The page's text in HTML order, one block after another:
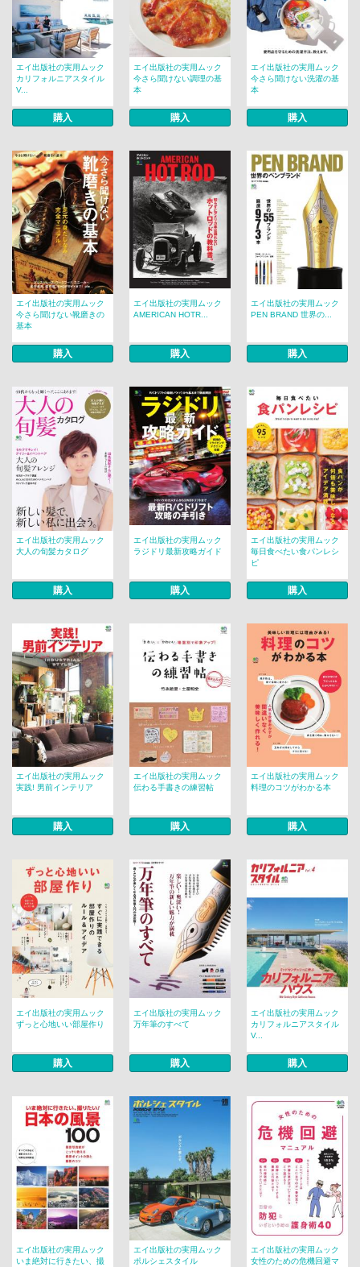
エイ出版社の実用ムック
カリフォルニアスタイル
V...
購入
エイ出版社の実用ムック
今さら聞けない調理の基
本
購入
エイ出版社の実用ムック
今さら聞けない洗濯の基
本
購入
エイ出版社の実用ムック
今さら聞けない靴磨きの
基本
購入
エイ出版社の実用ムック
AMERICAN HOTR...
購入
エイ出版社の実用ムック
PEN BRAND 世界の...
購入
エイ出版社の実用ムック
大人の旬髪カタログ
購入
エイ出版社の実用ムック
ラジドリ最新攻略ガイド
購入
エイ出版社の実用ムック
毎日食べたい食パンレシ
ピ
購入
エイ出版社の実用ムック
実践! 男前インテリア
購入
エイ出版社の実用ムック
伝わる手書きの練習帖
購入
エイ出版社の実用ムック
料理のコツがわかる本
購入
エイ出版社の実用ムック
ずっと心地いい部屋作り
購入
エイ出版社の実用ムック
万年筆のすべて
購入
エイ出版社の実用ムック
カリフォルニアスタイル
V...
購入
エイ出版社の実用ムック
いま絶対に行きたい、撮
エイ出版社の実用ムック
ポルシェスタイル
エイ出版社の実用ムック
女性のための危機回避マ